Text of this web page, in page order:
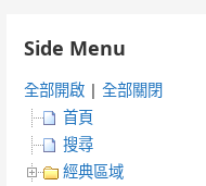
Side Menu
全部開啟 |全部關閉
首頁
搜尋
經典區域